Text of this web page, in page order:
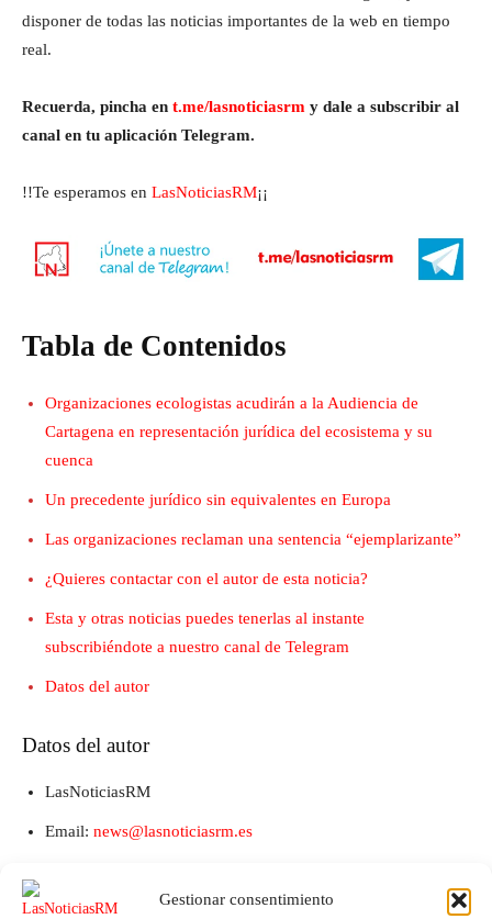
Gestionar consentimiento
disponer de todas las noticias importantes de la web en tiempo
real.
Recuerda, pincha en t.me/lasnoticiasrm y dale a subscribir al
canal en tu aplicación Telegram.
!!Te esperamos en LasNoticiasRM¡¡
Tabla de Contenidos
Organizaciones ecologistas acudirán a la Audiencia de
Cartagena en representación jurídica del ecosistema y su
cuenca
Un precedente jurídico sin equivalentes en Europa
Las organizaciones reclaman una sentencia “ejemplarizante”
¿Quieres contactar con el autor de esta noticia?
Esta y otras noticias puedes tenerlas al instante
subscribiéndote a nuestro canal de Telegram
Datos del autor
Datos del autor
LasNoticiasRM
Email: news@lasnoticiasrm.es